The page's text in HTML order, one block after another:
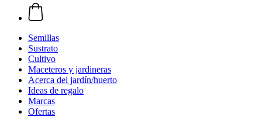
Semillas
Sustrato
Cultivo
Maceteros y jardineras
Acerca del jardín/huerto
Ideas de regalo
Marcas
Ofertas